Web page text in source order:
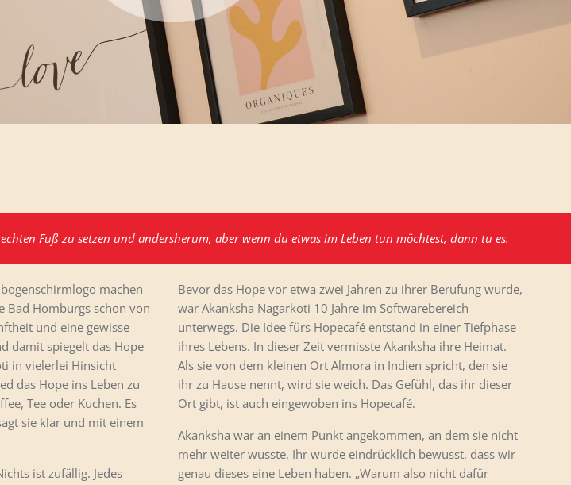
Fuß zu setzen und andersherum, aber wenn du etwas im Leben tun möchtest, dann tu es.
machen
Bad Homburgs schon von
und eine gewisse
damit spiegelt das Hope
in vielerlei Hinsicht
das Hope ins Leben zu
Tee oder Kuchen. Es
sie klar und mit einem
ist zufällig. Jedes
Bevor das Hope vor etwa zwei Jahren zu ihrer Berufung wurde,
war Akanksha Nagarkoti 10 Jahre im Softwarebereich
unterwegs. Die Idee fürs Hopecafé entstand in einer Tiefphase
ihres Lebens. In dieser Zeit vermisste Akanksha ihre Heimat.
Als sie von dem kleinen Ort Almora in Indien spricht, den sie
ihr zu Hause nennt, wird sie weich. Das Gefühl, das ihr dieser
Ort gibt, ist auch eingewoben ins Hopecafé.
Akanksha war an einem Punkt angekommen, an dem sie nicht
mehr weiter wusste. Ihr wurde eindrücklich bewusst, dass wir
genau dieses eine Leben haben. „Warum also nicht dafür